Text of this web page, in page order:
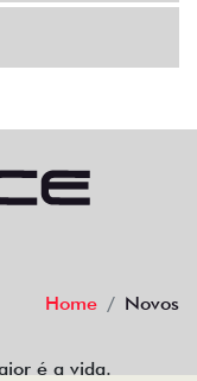
Home Novos
é a vida.